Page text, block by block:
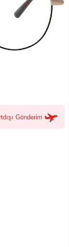
Gönderim